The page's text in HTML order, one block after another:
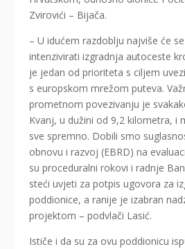
Zvirovići – Bijača.
– U idućem razdoblju najviše će se
intenzivirati izgradnja autoceste
je jedan od prioriteta s ciljem
s europskom mrežom puteva.
prometnom povezivanju je
Kvanj, u dužini od 9,2 kilometra, i
sve spremno. Dobili smo
obnovu i razvoj (EBRD) na
su proceduralni rokovi i radnje
steći uvjeti za potpis ugovora za
poddionice, a ranije je izabran
projektom – podvlači Lasić.
Ističe i da su za ovu poddionicu